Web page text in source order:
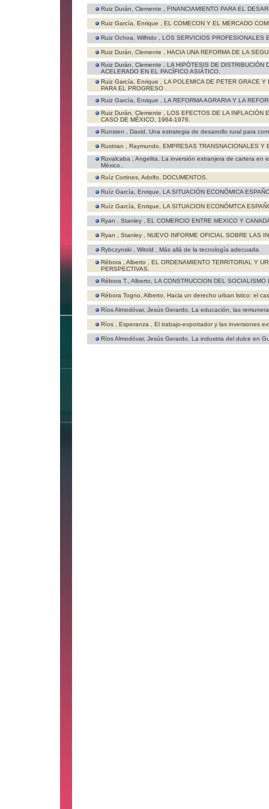
Ruiz Durán, Clemente , FINANCIAMIENTO PARA EL
Ruiz García, Enrique , EL COMECON Y EL MERCADO
Ruiz Ochoa, Wilfrido , LOS SERVICIOS PROFESIONALES
Ruiz Durán, Clemente , HACIA UNA REFORMA DE LA
Ruiz Durán, Clemente , LA HIPÓTESIS DE DISTRIBUCIÓN
ACELERADO EN EL PACÌFICO ASIÁTICO.
Ruiz García, Enrique , LA POLEMICA DE PETER GRACE Y
PARA EL PROGRESO .
Ruiz García, Enrique , LA REFORMA AGRARIA Y LA
Ruiz Durán, Clemente , LOS EFECTOS DE LA INFLACIÓN
CASO DE MÉXICO, 1964-1976.
Runsten , David, Una estrategia de desarrollo rural para
Rustrian , Raymundo, EMPRESAS TRANSNACIONALES Y
Ruvalcaba , Angelita, La inversión extranjera de cartera en
México..
Ruíz Cortines, Adolfo, DOCUMENTOS.
Ruíz García, Enrique, LA SITUACIÓN ECONÓMICA
Ruíz García, Enrique, LA SITUACION ECONÓMTCA
Ryan , Stanley , EL COMERCIO ENTRE MEXICO Y
Ryan , Stanley , NUEVO INFORME OFICIAL SOBRE LAS
Rybczynski , Witold , Más allá de la tecnología adecuada.
Rébora , Alberto , EL ORDENAMIENTO TERRITORIAL Y
PERSPECTIVAS.
Rébora T., Alberto, LA CONSTRUCCION DEL SOCIALISMO
Rébora Togno, Alberto, Hacia un derecho urban lstico: el
Ríos Almodóvar, Jesús Gerardo, La educación, las
Ríos , Esperanza , El trabajo-exportador y las inversiones
Ríos Almodóvar, Jesús Gerardo, La industria del dulce en